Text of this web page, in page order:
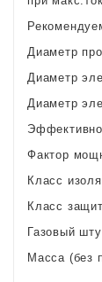
Диаметр
Диаметр
Диаметр
Фактор
Класс
Класс
Газовый
Масса (без